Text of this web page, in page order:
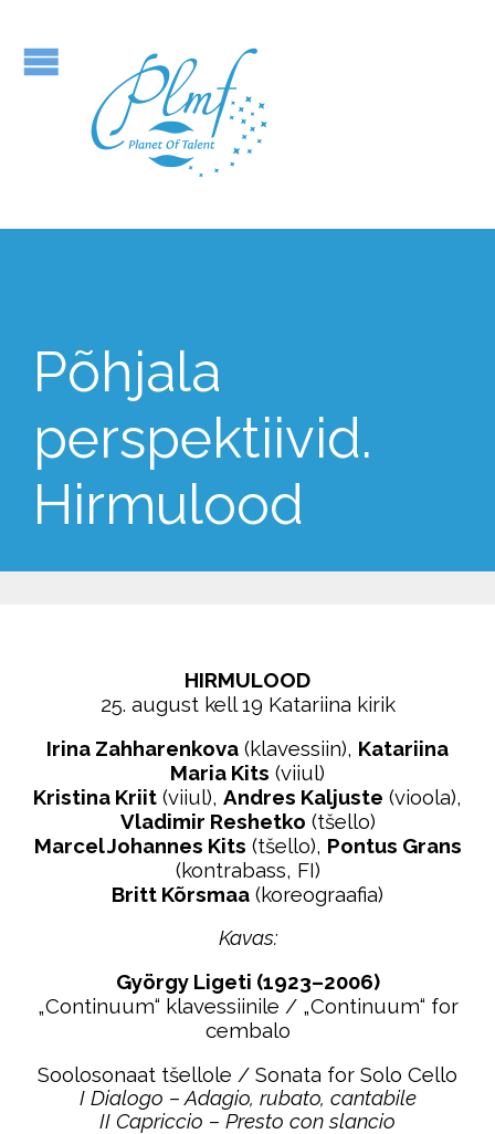
Põhjala
perspektiivid.
Hirmulood
HIRMULOOD
25. august kell 19 Katariina kirik
Irina Zahharenkova (klavessiin), Katariina
Maria Kits (viiul)
Kristina Kriit (viiul), Andres Kaljuste (vioola),
Vladimir Reshetko (tšello)
Marcel Johannes Kits (tšello), Pontus Grans
(kontrabass, FI)
Britt Kõrsmaa (koreograafia)
Kavas:
György Ligeti (1923–2006)
„Continuum“ klavessiinile / „Continuum“ for
cembalo
Soolosonaat tšellole / Sonata for Solo Cello
I Dialogo – Adagio, rubato, cantabile
II Capriccio – Presto con slancio